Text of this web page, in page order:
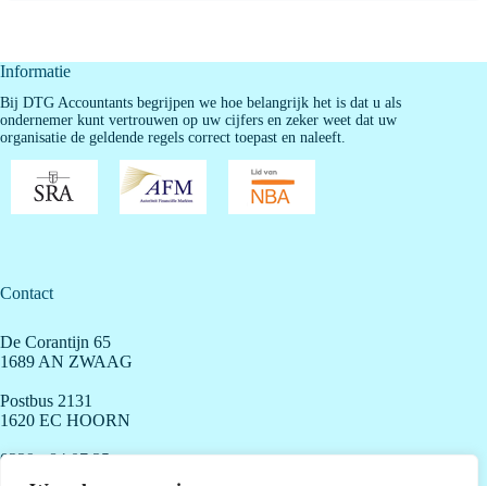
Informatie
Bij DTG Accountants begrijpen we hoe belangrijk het is dat u als
ondernemer kunt vertrouwen op uw cijfers en zeker weet dat uw
organisatie de geldende regels correct toepast en naleeft.
Contact
De Corantijn 65
1689 AN ZWAAG
Postbus 2131
1620 EC HOORN
0229 - 84 07 35